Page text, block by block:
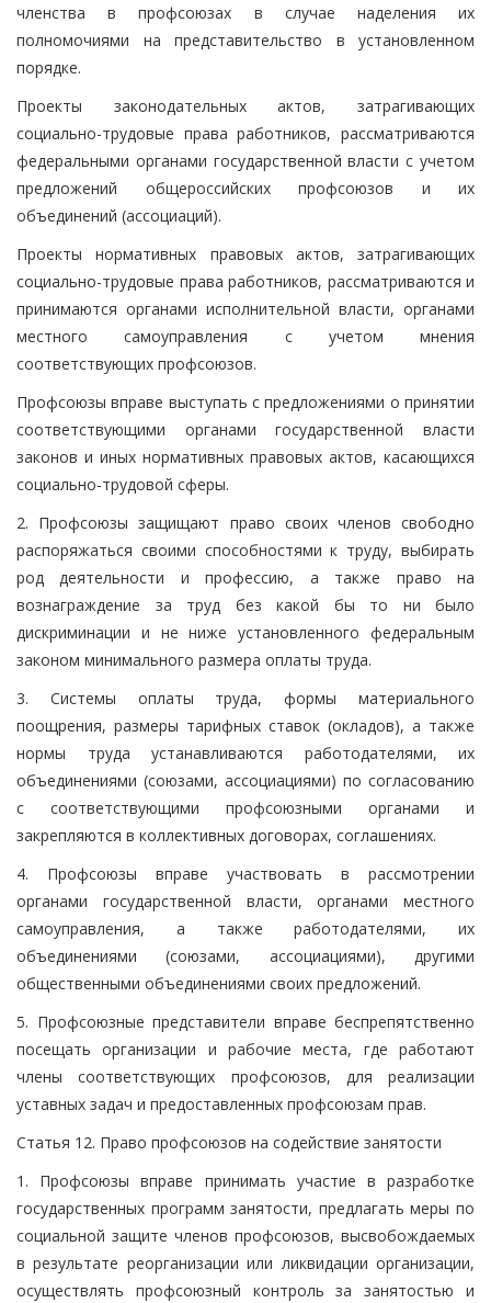
членства в профсоюзах в случае наделения их
полномочиями на представительство в установленном
порядке.
Проекты законодательных актов, затрагивающих
социально-трудовые права работников, рассматриваются
федеральными органами государственной власти с учетом
предложений общероссийских профсоюзов и их
объединений (ассоциаций).
Проекты нормативных правовых актов, затрагивающих
социально-трудовые права работников, рассматриваются и
принимаются органами исполнительной власти, органами
местного самоуправления с учетом мнения
соответствующих профсоюзов.
Профсоюзы вправе выступать с предложениями о принятии
соответствующими органами государственной власти
законов и иных нормативных правовых актов, касающихся
социально-трудовой сферы.
2. Профсоюзы защищают право своих членов свободно
распоряжаться своими способностями к труду, выбирать
род деятельности и профессию, а также право на
вознаграждение за труд без какой бы то ни было
дискриминации и не ниже установленного федеральным
законом минимального размера оплаты труда.
3. Системы оплаты труда, формы материального
поощрения, размеры тарифных ставок (окладов), а также
нормы труда устанавливаются работодателями, их
объединениями (союзами, ассоциациями) по согласованию
с соответствующими профсоюзными органами и
закрепляются в коллективных договорах, соглашениях.
4. Профсоюзы вправе участвовать в рассмотрении
органами государственной власти, органами местного
самоуправления, а также работодателями, их
объединениями (союзами, ассоциациями), другими
общественными объединениями своих предложений.
5. Профсоюзные представители вправе беспрепятственно
посещать организации и рабочие места, где работают
члены соответствующих профсоюзов, для реализации
уставных задач и предоставленных профсоюзам прав.
Статья 12. Право профсоюзов на содействие занятости
1. Профсоюзы вправе принимать участие в разработке
государственных программ занятости, предлагать меры по
социальной защите членов профсоюзов, высвобождаемых
в результате реорганизации или ликвидации организации,
осуществлять профсоюзный контроль за занятостью и